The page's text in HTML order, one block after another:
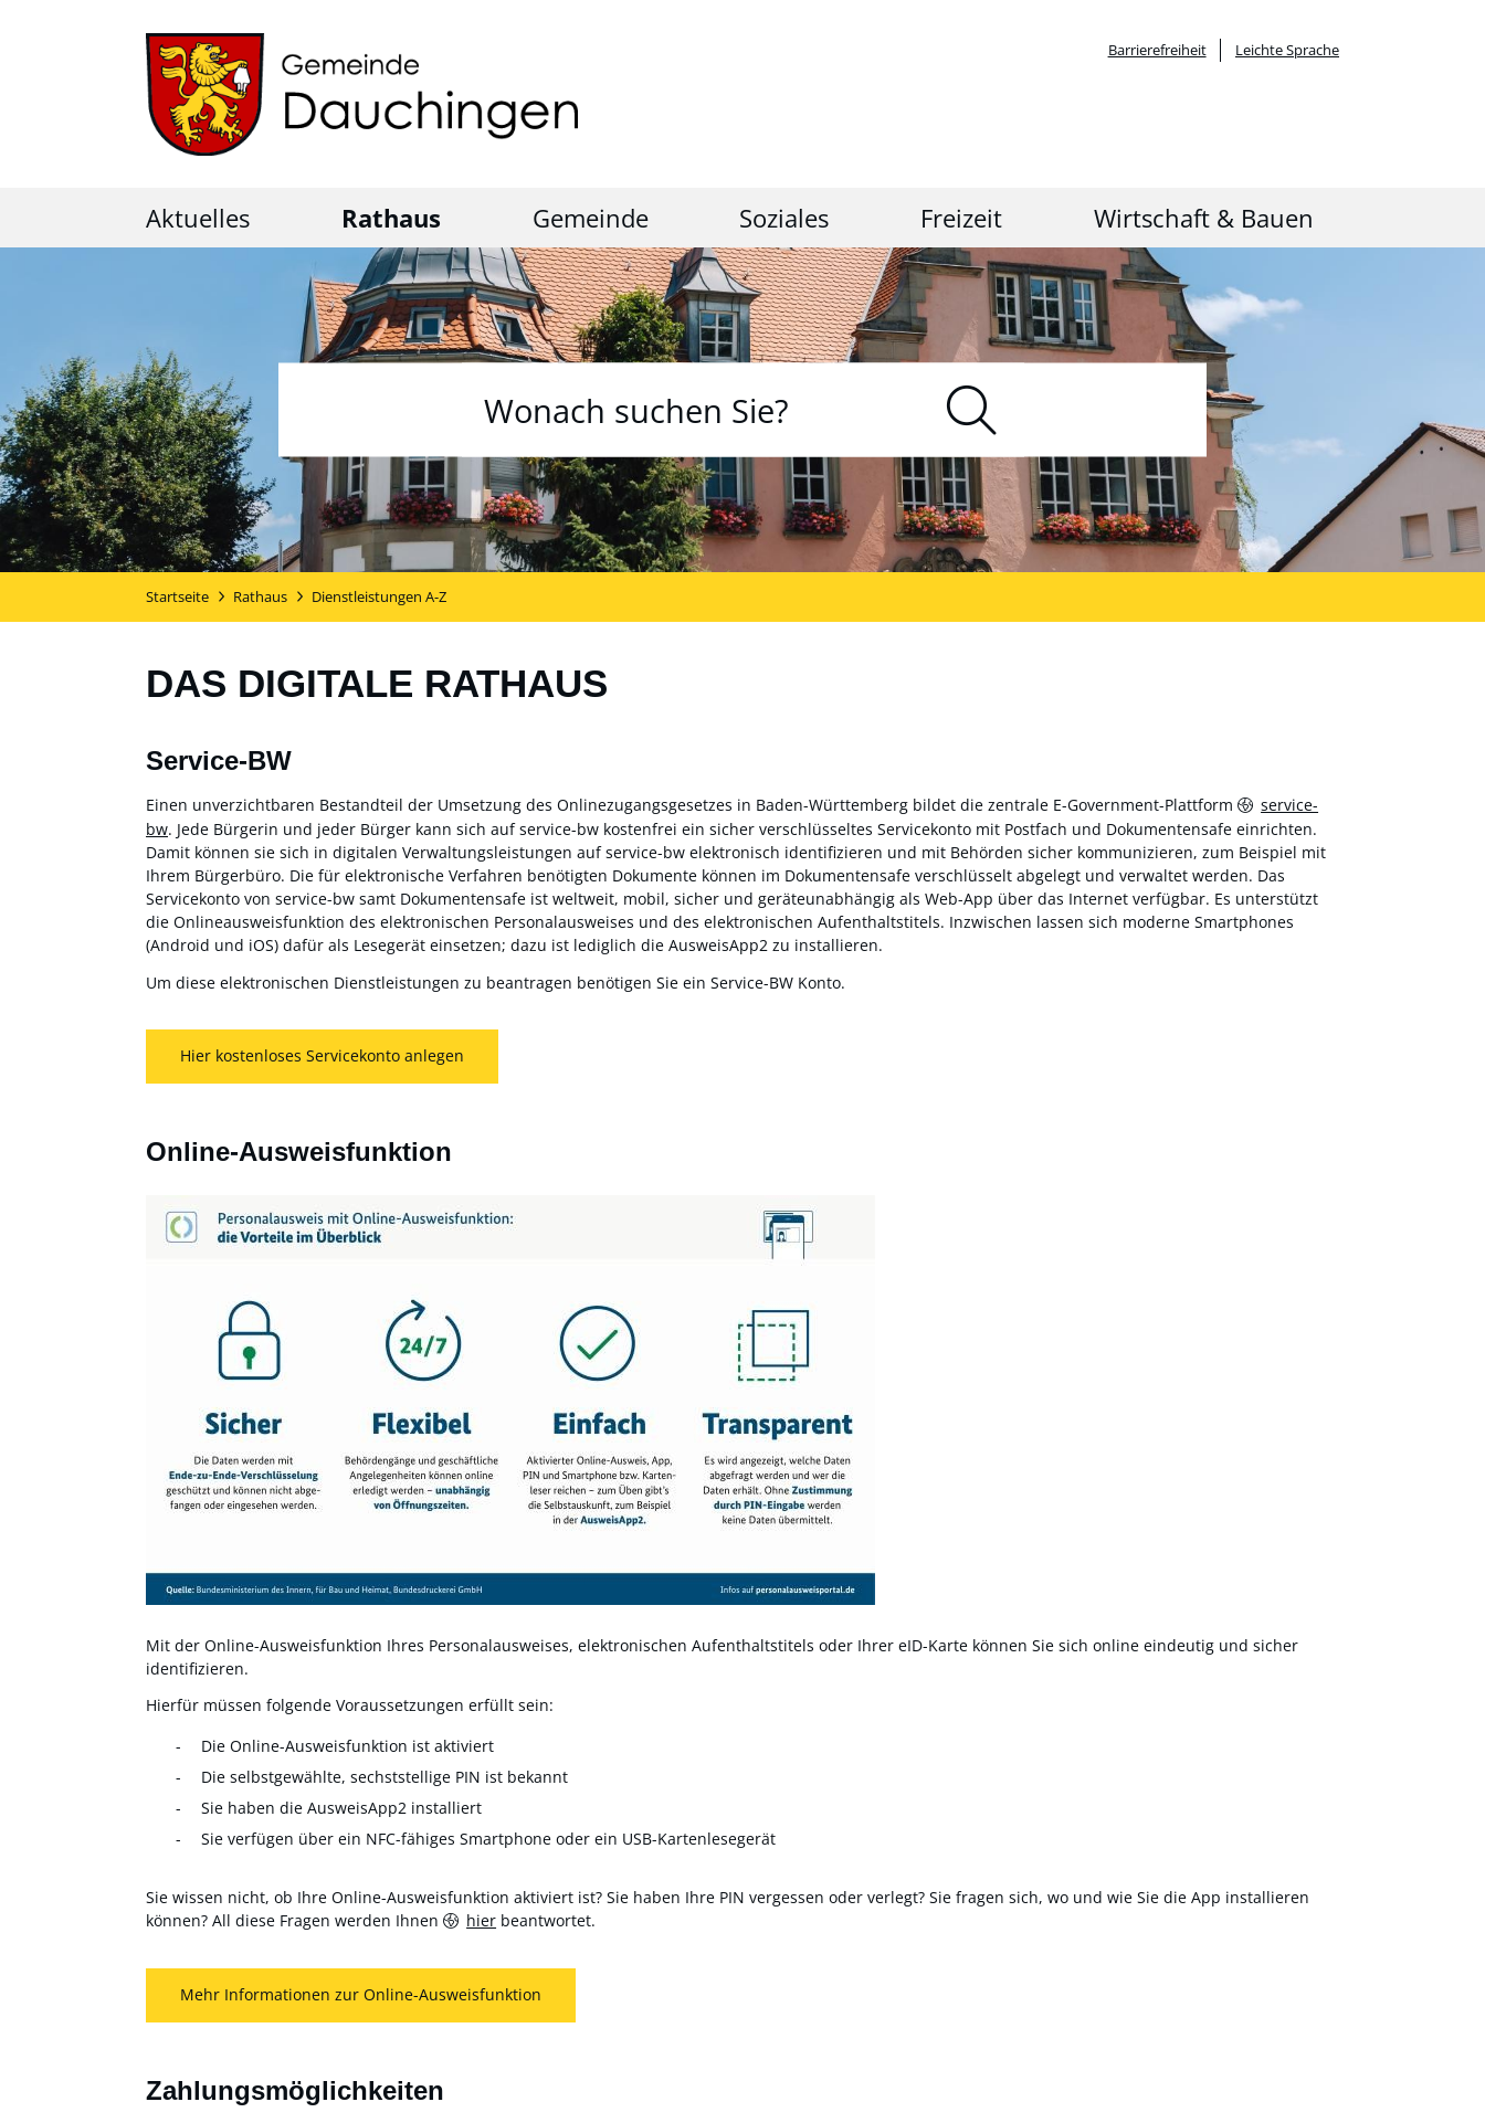
Barrierefreiheit Leichte Sprache
Aktuelles Rathaus Gemeinde Soziales Freizeit Wirtschaft & Bauen
Startseite Rathaus Dienstleistungen A-Z
DAS DIGITALE RATHAUS
Service-BW
Einen unverzichtbaren Bestandteil der Umsetzung des Onlinezugangsgesetzes in Baden-Württemberg bildet die zentrale E-Government-Plattform
service-
bw. Jede Bürgerin und jeder Bürger kann sich auf service-bw kostenfrei ein sicher verschlüsseltes Servicekonto mit Postfach und Dokumentensafe einrichten.
Damit können sie sich in digitalen Verwaltungsleistungen auf service-bw elektronisch identifizieren und mit Behörden sicher kommunizieren, zum Beispiel mit
Ihrem Bürgerbüro. Die für elektronische Verfahren benötigten Dokumente können im Dokumentensafe verschlüsselt abgelegt und verwaltet werden. Das
Servicekonto von service-bw samt Dokumentensafe ist weltweit, mobil, sicher und geräteunabhängig als Web-App über das Internet verfügbar. Es unterstützt
die Onlineausweisfunktion des elektronischen Personalausweises und des elektronischen Aufenthaltstitels. Inzwischen lassen sich moderne Smartphones
(Android und iOS) dafür als Lesegerät einsetzen; dazu ist lediglich die AusweisApp2 zu installieren.
Um diese elektronischen Dienstleistungen zu beantragen benötigen Sie ein Service-BW Konto.
Hier kostenloses Servicekonto anlegen
Online-Ausweisfunktion
Mit der Online-Ausweisfunktion Ihres Personalausweises, elektronischen Aufenthaltstitels oder Ihrer eID-Karte können Sie sich online eindeutig und sicher
identifizieren.
Hierfür müssen folgende Voraussetzungen erfüllt sein:
Die Online-Ausweisfunktion ist aktiviert
Die selbstgewählte, sechststellige PIN ist bekannt
Sie haben die AusweisApp2 installiert
Sie verfügen über ein NFC-fähiges Smartphone oder ein USB-Kartenlesegerät
Sie wissen nicht, ob Ihre Online-Ausweisfunktion aktiviert ist? Sie haben Ihre PIN vergessen oder verlegt? Sie fragen sich, wo und wie Sie die App installieren
können? All diese Fragen werden Ihnen
hier beantwortet.
Mehr Informationen zur Online-Ausweisfunktion
Zahlungsmöglichkeiten